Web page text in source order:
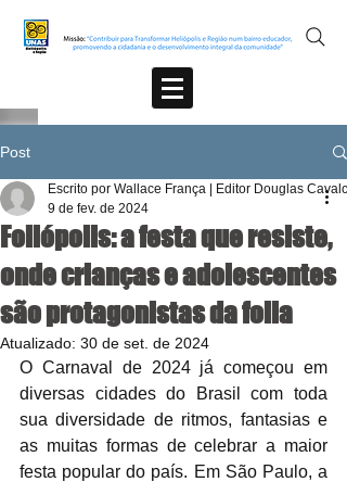
Post
Foliópolis: a festa que resiste,
onde crianças e adolescentes
são protagonistas da folia
Escrito por Wallace França | Editor Douglas
9 de fev. de 2024
Atualizado: 30 de set. de 2024
O Carnaval de 2024 já começou em
diversas cidades do Brasil com toda
sua diversidade de ritmos, fantasias e
as muitas formas de celebrar a maior
festa popular do país. Em São Paulo, a